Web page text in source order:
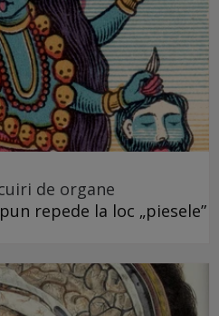
de organe
repede la loc „piesele”